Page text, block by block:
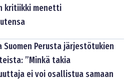
kritiikki menetti
Suomen Perusta järjestötukien
”Minkä takia
ei voi osallistua samaan